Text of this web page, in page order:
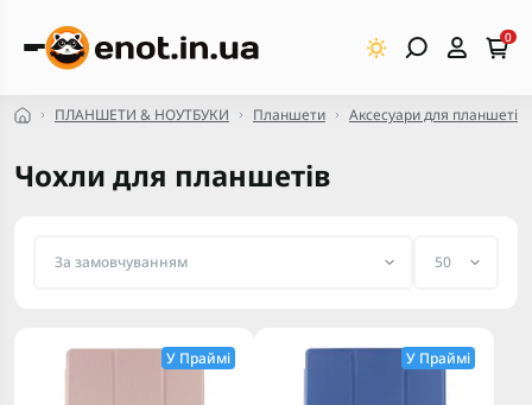
0
ПЛАНШЕТИ & НОУТБУКИ Планшети Аксесуари для планшетів
Чохли для планшетів
У Праймі У Праймі